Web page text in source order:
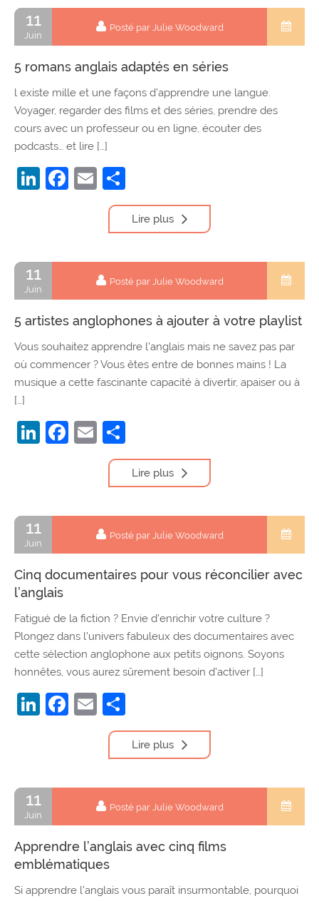
11
Juin
Posté par Julie Woodward
5 romans anglais adaptés en séries
l existe mille et une façons d’apprendre une langue.
Voyager, regarder des films et des séries, prendre des
cours avec un professeur ou en ligne, écouter des
podcasts… et lire […]
LinkedIn
Facebook
Email
Lire plus
11
Juin
Posté par Julie Woodward
5 artistes anglophones à ajouter à votre playlist
Vous souhaitez apprendre l’anglais mais ne savez pas par
où commencer ? Vous êtes entre de bonnes mains ! La
musique a cette fascinante capacité à divertir, apaiser ou à
[…]
LinkedIn
Facebook
Email
Lire plus
11
Juin
Posté par Julie Woodward
Cinq documentaires pour vous réconcilier avec
l’anglais
Fatigué de la fiction ? Envie d’enrichir votre culture ?
Plongez dans l’univers fabuleux des documentaires avec
cette sélection anglophone aux petits oignons. Soyons
honnêtes, vous aurez sûrement besoin d’activer […]
LinkedIn
Facebook
Email
Lire plus
11
Juin
Posté par Julie Woodward
Apprendre l’anglais avec cinq films
emblématiques
Si apprendre l’anglais vous paraît insurmontable, pourquoi